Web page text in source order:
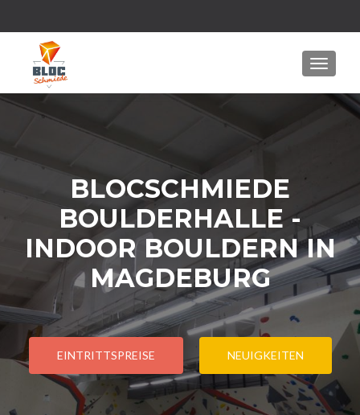
MENU
BLOCSCHMIEDE
BOULDERHALLE -
INDOOR BOULDERN IN
MAGDEBURG
EINTRITTSPREISE NEUIGKEITEN